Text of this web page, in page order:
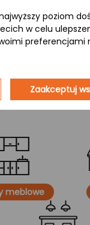
meblowe
poziom
w celu
preferencjami
Zaakceptuj